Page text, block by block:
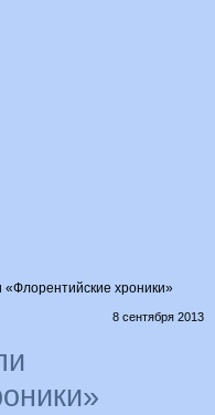
«Флорентийские хроники»
8 сентября 2013